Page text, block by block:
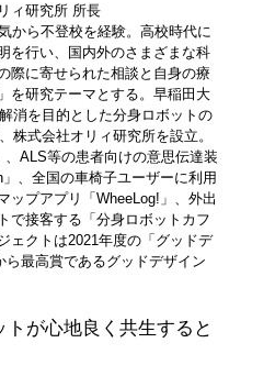
ィ研究所 所長
から不登校を経験。高校時代に
を行い、国内外のさまざまな科
際に寄せられた相談と自身の療
を研究テーマとする。早稲田大
消を目的とした分身ロボットの
株式会社オリィ研究所を設立。
ALS等の患者向けの意思伝達装
、全国の車椅子ユーザーに利用
ップアプリ「WheeLog!」、外出
で接客する「分身ロボットカフ
ェクトは2021年度の「グッドデ
ら最高賞であるグッドデザイン
トが心地良く共生すると